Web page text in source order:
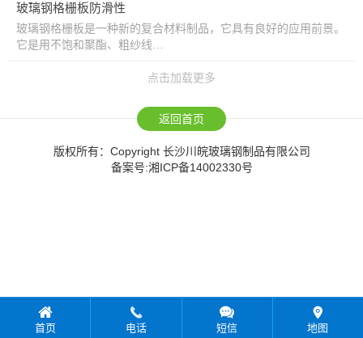
玻璃钢格栅板防滑性
玻璃钢格栅板是一种新的复合材料制品，它具有良好的应用前景。
它是用不饱和聚酯、粗纱线…
点击加载更多
返回首页
版权所有：Copyright 长沙川皖玻璃钢制品有限公司
备案号:湘ICP备14002330号
首页 电话 短信 地图